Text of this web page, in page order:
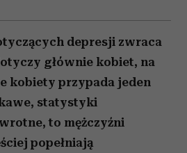
depresji zwraca
głównie kobiet, na
kobiety przypada jeden
statystyki
to mężczyźni
popełniają